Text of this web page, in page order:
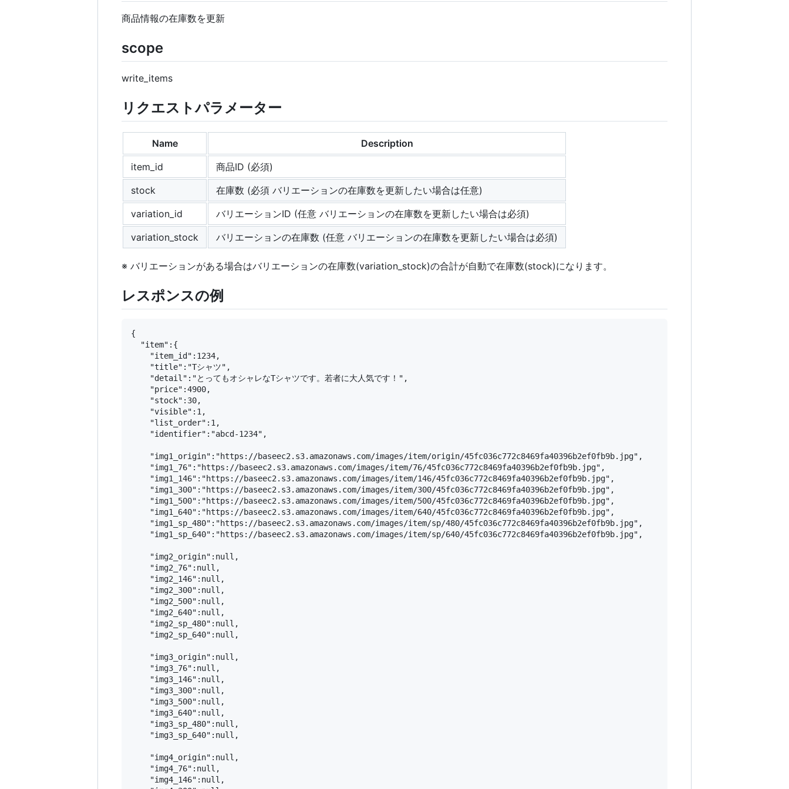
商品情報の在庫数を更新
scope
write_items
リクエストパラメーター
Name
Description
item_id
商品ID (必須)
stock
在庫数 (必須 バリエーションの在庫数を更新したい場合は任意)
variation_id
バリエーションID (任意 バリエーションの在庫数を更新したい場合は必須)
variation_stock
バリエーションの在庫数 (任意 バリエーションの在庫数を更新したい場合は必須)
※ バリエーションがある場合はバリエーションの在庫数(variation_stock)の合計が自動で在庫数(stock)になります。
レスポンスの例
{
  "item":{
    "item_id":1234,
    "title":"Tシャツ",
    "detail":"とってもオシャレなTシャツです。若者に大人気です！",
    "price":4900,
    "stock":30,
    "visible":1,
    "list_order":1,
    "identifier":"abcd-1234",
    "img1_origin":"https://baseec2.s3.amazonaws.com/images/item/origin/45fc036c772c8469fa40396b2ef0fb9b.jpg",
    "img1_76":"https://baseec2.s3.amazonaws.com/images/item/76/45fc036c772c8469fa40396b2ef0fb9b.jpg",
    "img1_146":"https://baseec2.s3.amazonaws.com/images/item/146/45fc036c772c8469fa40396b2ef0fb9b.jpg",
    "img1_300":"https://baseec2.s3.amazonaws.com/images/item/300/45fc036c772c8469fa40396b2ef0fb9b.jpg",
    "img1_500":"https://baseec2.s3.amazonaws.com/images/item/500/45fc036c772c8469fa40396b2ef0fb9b.jpg",
    "img1_640":"https://baseec2.s3.amazonaws.com/images/item/640/45fc036c772c8469fa40396b2ef0fb9b.jpg",
    "img1_sp_480":"https://baseec2.s3.amazonaws.com/images/item/sp/480/45fc036c772c8469fa40396b2ef0fb9b.jpg",
    "img1_sp_640":"https://baseec2.s3.amazonaws.com/images/item/sp/640/45fc036c772c8469fa40396b2ef0fb9b.jpg",
    "img2_origin":null,
    "img2_76":null,
    "img2_146":null,
    "img2_300":null,
    "img2_500":null,
    "img2_640":null,
    "img2_sp_480":null,
    "img2_sp_640":null,
    "img3_origin":null,
    "img3_76":null,
    "img3_146":null,
    "img3_300":null,
    "img3_500":null,
    "img3_640":null,
    "img3_sp_480":null,
    "img3_sp_640":null,
    "img4_origin":null,
    "img4_76":null,
    "img4_146":null,